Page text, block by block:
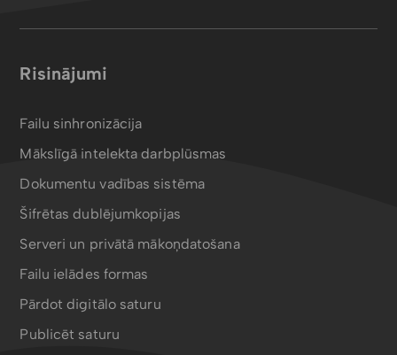
Risinājumi
Failu sinhronizācija
Mākslīgā intelekta darbplūsmas
Dokumentu vadības sistēma
Šifrētas dublējumkopijas
Serveri un privātā mākoņdatošana
Failu ielādes formas
Pārdot digitālo saturu
Publicēt saturu